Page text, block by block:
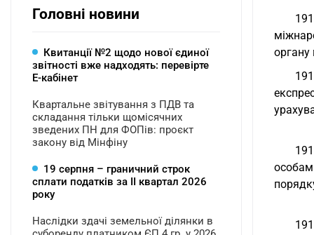
органу
Головні новини
Квитанції №2 щодо нової єдиної
звітності вже надходять: перевірте
Е-кабінет
Квартальне звітування з ПДВ та
складання тільки щомісячних
зведених ПН для ФОПів: проєкт
закону від Мінфіну
19 серпня – граничний строк
сплати податків за ІI квартал 2026
року
Наслідки здачі земельної ділянки в